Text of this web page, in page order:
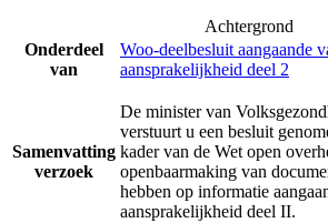
Achtergrond
Onderdeel
van
Woo-deelbesluit aangaande
aansprakelijkheid deel 2
Samenvatting
verzoek
De minister van
verstuurt u een besluit
kader van de Wet open
openbaarmaking van
hebben op informatie
aansprakelijkheid deel II.